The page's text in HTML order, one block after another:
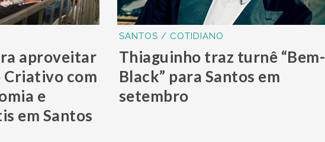
aproveitar
Criativo com
e
em Santos
SANTOS / COTIDIANO
Thiaguinho traz turnê “Bem-
Black” para Santos em
setembro